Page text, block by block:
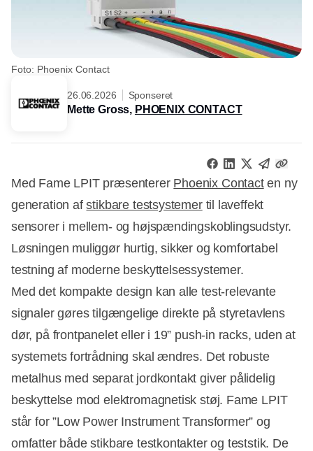
Foto: Phoenix Contact
26.06.2026 Sponseret
Mette Gross, PHOENIX CONTACT
Med Fame LPIT præsenterer Phoenix Contacten ny
generation afstikbare testsystemertil laveffekt
sensorer i mellem- og højspændingskoblingsudstyr.
Løsningen muliggør hurtig, sikker og komfortabel
testning af moderne beskyttelsessystemer.
Med det kompakte design kan alle test-relevante
signaler gøres tilgængelige direkte på styretavlens
dør, på frontpanelet eller i 19” push-in racks, uden at
systemets fortrådning skal ændres. Det robuste
metalhus med separat jordkontakt giver pålidelig
beskyttelse mod elektromagnetisk støj. Fame LPIT
står for ”Low Power Instrument Transformer” og
omfatter både stikbare testkontakter og teststik. De